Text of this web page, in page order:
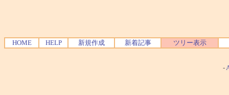
HOME HELP 新規作成 新着記事 ツリー表示
-